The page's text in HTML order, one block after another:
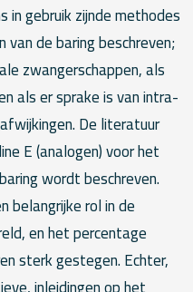
in gebruik zijnde methodes
de baring beschreven;
zwangerschappen, als
als er sprake is van intra-
De literatuur
E (analogen) voor het
wordt beschreven.
belangrijke rol in de
en het percentage
sterk gestegen. Echter,